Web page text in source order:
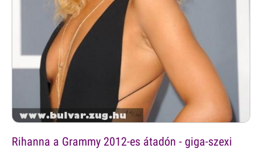
Rihanna a Grammy 2012-es átadón - giga-szexi